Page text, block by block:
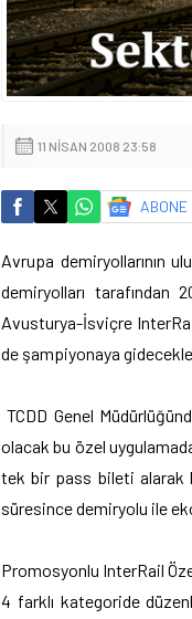
11 NISAN 2008 23:58
ABONE
Avrupa demiryollarının
demiryolları tarafından
Avusturya-İsviçre
de şampiyonaya
TCDD Genel
olacak bu özel
tek bir pass bileti alarak
süresince demiryolu ile
Promosyonlu InterRail
4 farklı kategoride